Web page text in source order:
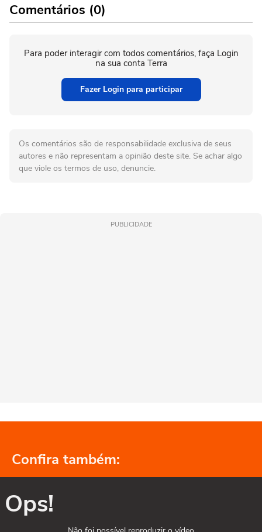
Comentários (0)
Para poder interagir com todos comentários, faça Login
na sua conta Terra
Fazer Login para participar
Os comentários são de responsabilidade exclusiva de seus
autores e não representam a opinião deste site. Se achar algo
que viole os termos de uso, denuncie.
PUBLICIDADE
Confira também:
Ops!